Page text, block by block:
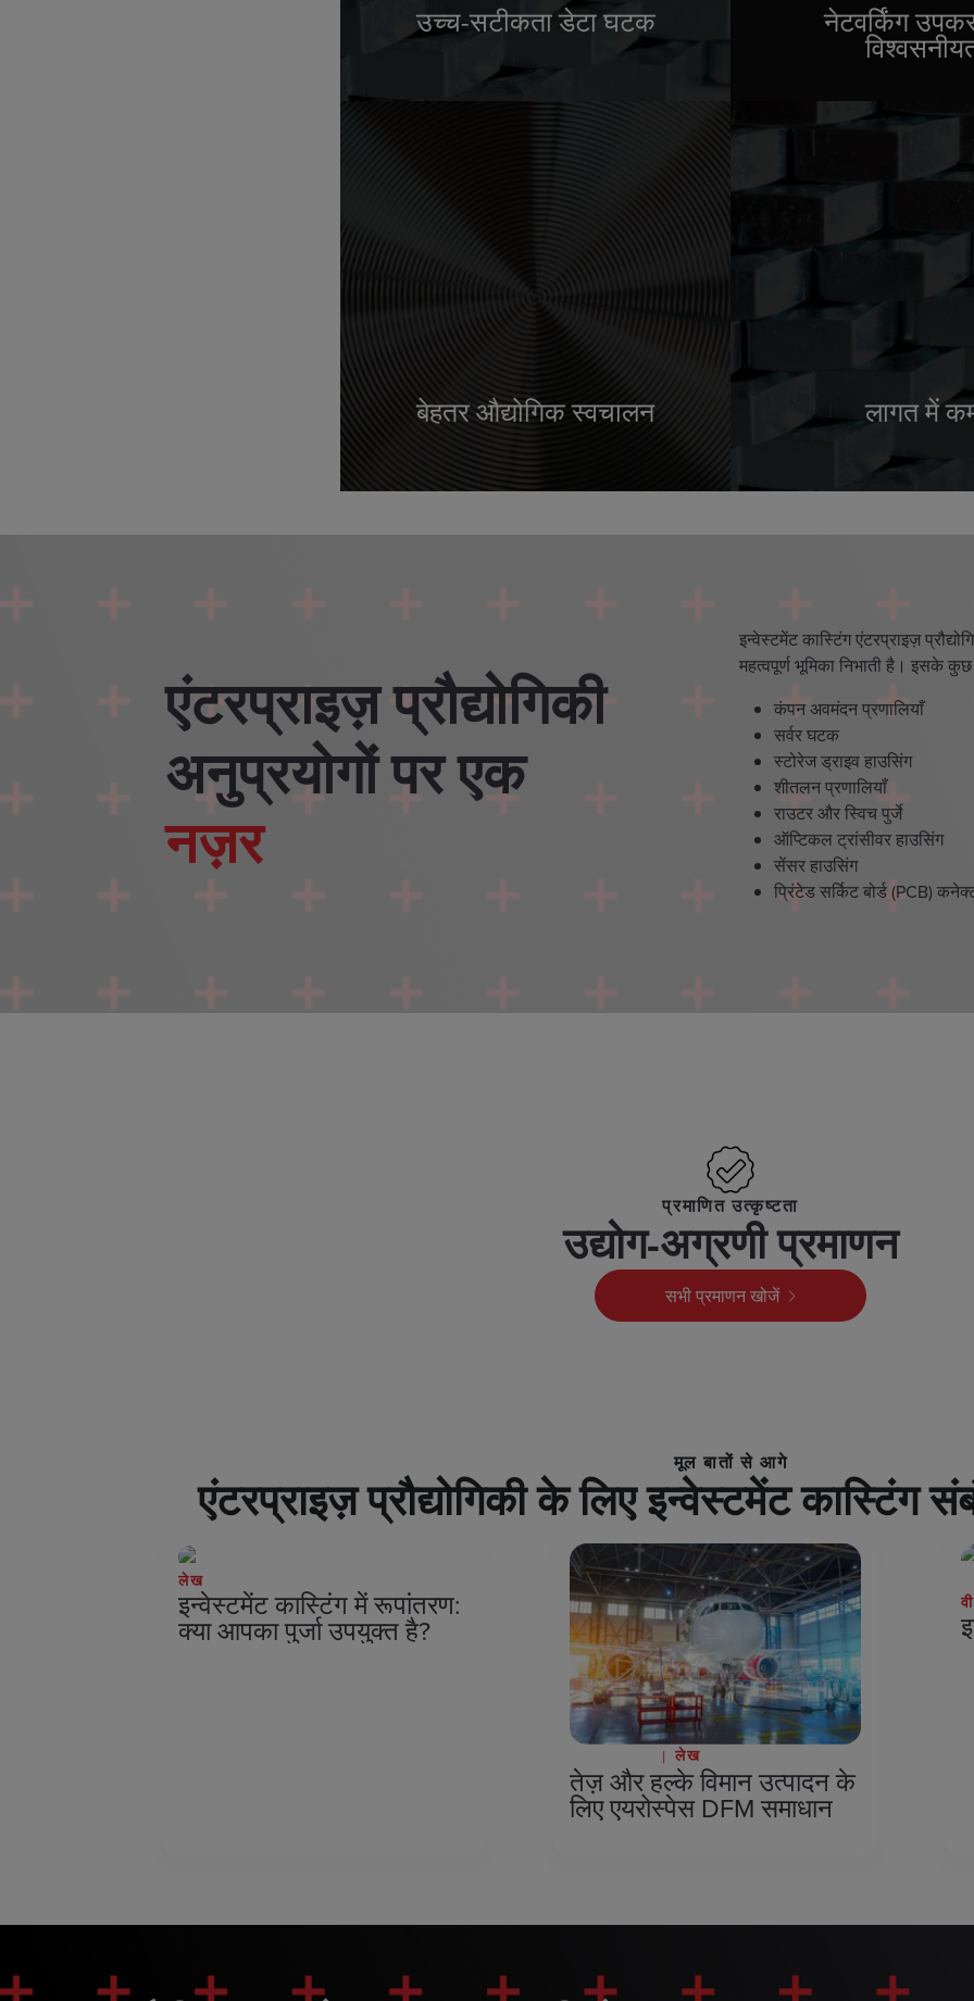
उच्च-सटीकता डेटा घटक नेटवर्किंग
बेहतर औद्योगिक स्वचालन लागत में
एंटरप्राइज़ प्रौद्योगिकी
अनुप्रयोगों पर एक
नज़र
इन्वेस्टमेंट कास्टिंग एंटरप्राइज़
महत्वपूर्ण भूमिका निभाती है। इसके
कंपन अवमंदन प्रणालियाँ
सर्वर घटक
स्टोरेज ड्राइव हाउसिंग
शीतलन प्रणालियाँ
राउटर और स्विच पुर्जे
ऑप्टिकल ट्रांसीवर हाउसिंग
सेंसर हाउसिंग
प्रिंटेड सर्किट बोर्ड (PCB)
प्रमाणित उत्कृष्टता
उद्योग-अग्रणी प्रमाणन
सभी प्रमाणन खोजें
मूल बातों से आगे
एंटरप्राइज़ प्रौद्योगिकी के लिए इन्वेस्टमेंट कास्टिंग
लेख
इन्वेस्टमेंट कास्टिंग में रूपांतरण:
क्या आपका पुर्जा उपयुक्त है?
लेख
तेज़ और हल्के विमान उत्पादन के
लिए एयरोस्पेस DFM समाधान